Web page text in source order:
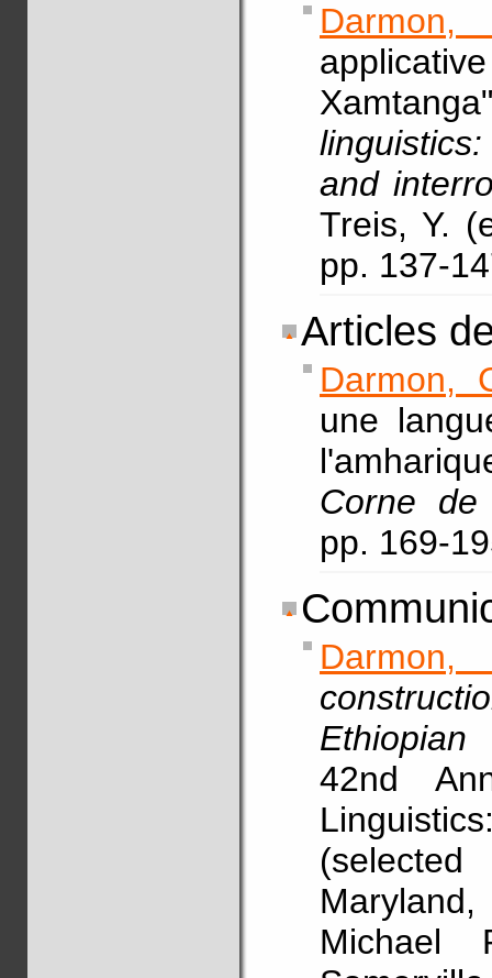
and
Treis, Y.
pp. 137-
Articles
Darmon,
une
Corne
pp. 169-
42nd
Michael